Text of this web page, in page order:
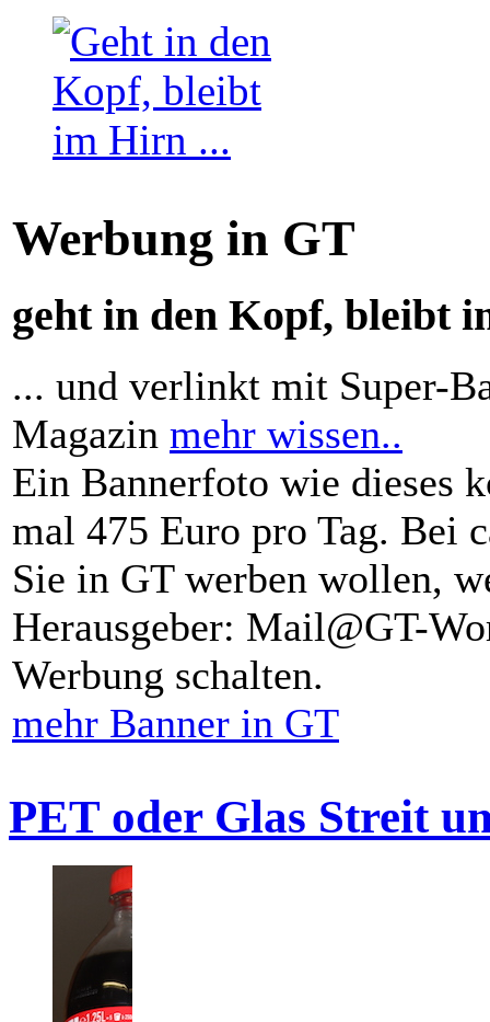
Werbung in GT
geht in den Kopf, bleibt
... und verlinkt mit Super-
Magazin mehr wissen..
Ein Bannerfoto wie dieses
mal 475 Euro pro Tag. Bei
Sie in GT werben wollen,
Herausgeber: Mail@GT-
Werbung schalten.
mehr Banner in GT
PET oder Glas Streit